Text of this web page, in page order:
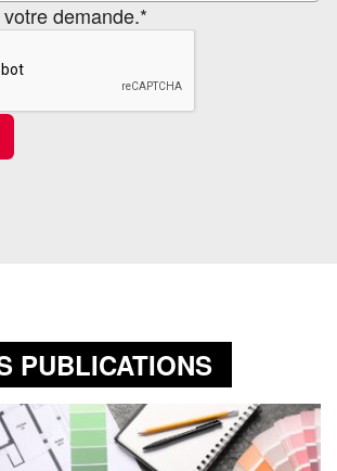
demande.*
PUBLICATIONS